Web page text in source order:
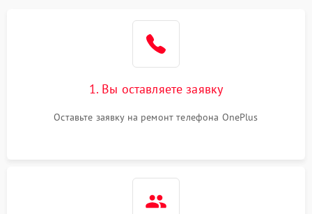
1. Вы оставляете заявку
Оставьте заявку на ремонт телефона OnePlus